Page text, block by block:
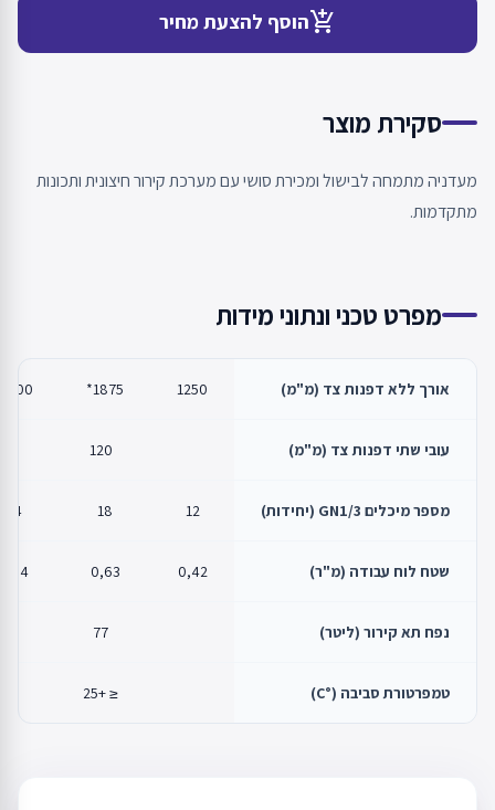
add_shopping_cartהוסף להצעת מחיר
סקירת מוצר
מעדניה מתמחה לבישול ומכירת סושי עם מערכת קירור חיצונית ותכונות
מתקדמות.
מפרט טכני ונתוני מידות
אורך ללא דפנות צד (מ"מ) 1250
1875*
2500*
עובי שתי דפנות צד (מ"מ) 120
מספר מיכלים GN1/3 (יחידות) 12
18
24
שטח לוח עבודה (מ"ר) 0,42
0,63
נפח תא קירור (ליטר) 77
טמפרטורת סביבה (°C) ≤ +25